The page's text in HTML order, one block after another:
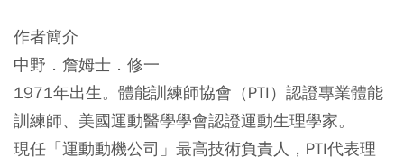
作者簡介
中野．詹姆士．修一
1971年出生。體能訓練師協會（PTI）認證專業體能
訓練師、美國運動醫學學會認證運動生理學家。
現任「運動動機公司」最高技術負責人，PTI代表理